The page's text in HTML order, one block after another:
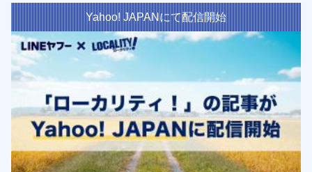
Yahoo! JAPANにて配信開始